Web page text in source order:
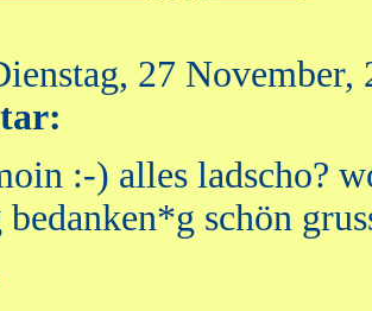
27 November,
:-) alles ladscho?
bedanken*g schön